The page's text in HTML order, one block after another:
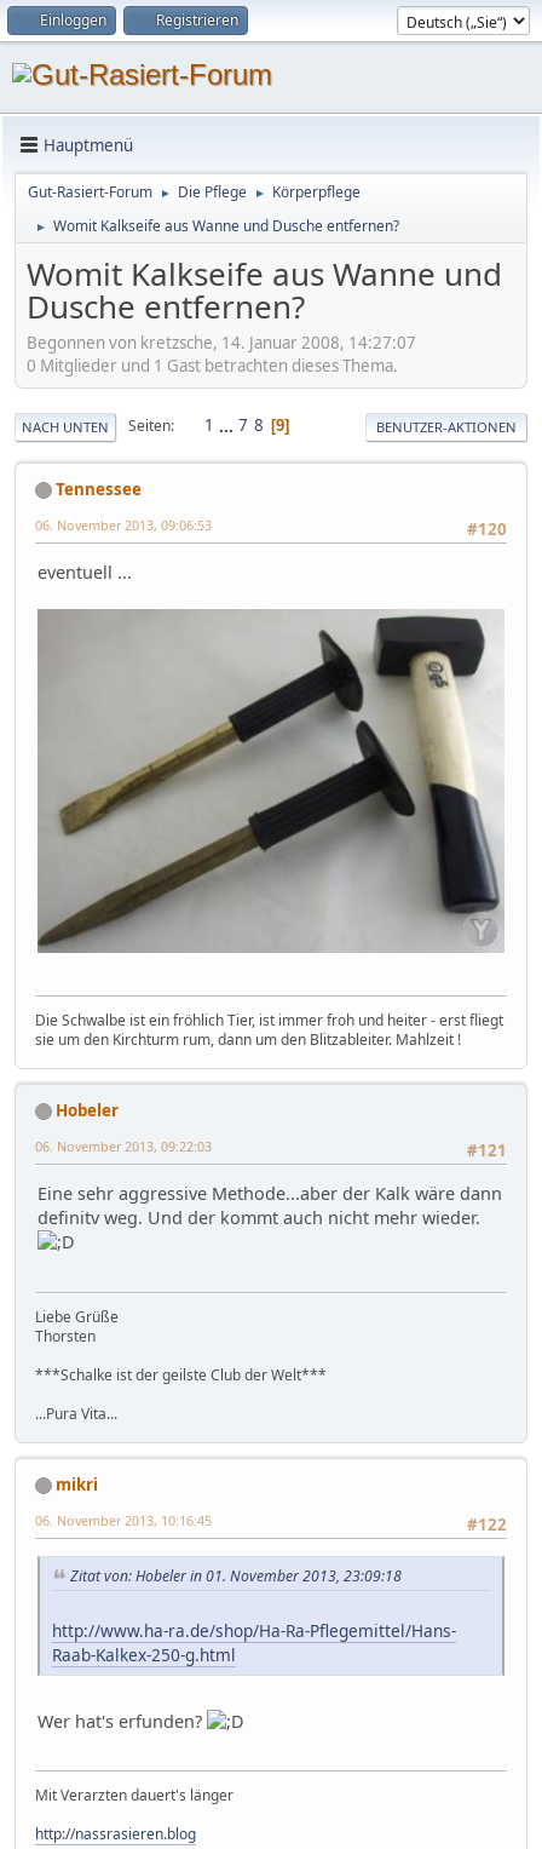
Einloggen Registrieren
Hauptmenü
Gut-Rasiert-Forum ► Die Pflege ► Körperpflege
► Womit Kalkseife aus Wanne und Dusche entfernen?
Womit Kalkseife aus Wanne und
Dusche entfernen?
Begonnen von kretzsche, 14. Januar 2008, 14:27:07
0 Mitglieder und 1 Gast betrachten dieses Thema.
NACH UNTEN Seiten 1 ... 7 8 9 BENUTZER-AKTIONEN
Tennessee
#120
06. November 2013, 09:06:53
eventuell ...
Die Schwalbe ist ein fröhlich Tier, ist immer froh und heiter - erst fliegt
sie um den Kirchturm rum, dann um den Blitzableiter. Mahlzeit !
Hobeler
#121
06. November 2013, 09:22:03
Eine sehr aggressive Methode...aber der Kalk wäre dann
definitv weg. Und der kommt auch nicht mehr wieder.
Liebe Grüße
Thorsten
***Schalke ist der geilste Club der Welt***
...Pura Vita...
mikri
#122
06. November 2013, 10:16:45
Zitat von: Hobeler in 01. November 2013, 23:09:18
http://www.ha-ra.de/shop/Ha-Ra-Pflegemittel/Hans-
Raab-Kalkex-250-g.html
Wer hat's erfunden?
Mit Verarzten dauert's länger
http://nassrasieren.blog